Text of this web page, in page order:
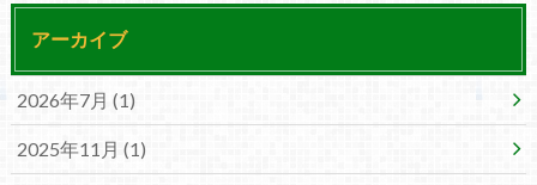
アーカイブ
2026年7月 (1)
2025年11月 (1)